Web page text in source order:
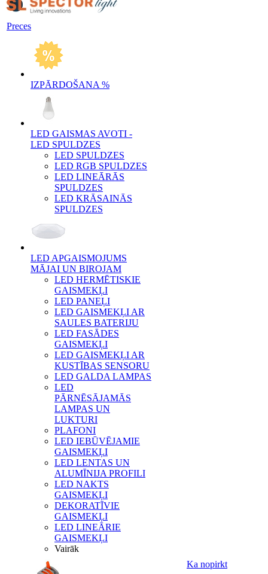
Preces
IZPĀRDOŠANA %
LED GAISMAS AVOTI -
LED SPULDZES
LED SPULDZES
LED RGB SPULDZES
LED LINEĀRĀS
SPULDZES
LED KRĀSAINĀS
SPULDZES
LED APGAISMOJUMS
MĀJAI UN BIROJAM
LED HERMĒTISKIE
GAISMEKĻI
LED PANEĻI
LED GAISMEKĻI AR
SAULES BATERIJU
LED FASĀDES
GAISMEKĻI
LED GAISMEKĻI AR
KUSTĪBAS SENSORU
LED GALDA LAMPAS
LED
PĀRNĒSĀJAMĀS
LAMPAS UN
LUKTURI
PLAFONI
LED IEBŪVĒJAMIE
GAISMEKĻI
LED LENTAS UN
ALUMĪNIJA PROFILI
LED NAKTS
GAISMEKĻI
DEKORATĪVIE
GAISMEKĻI
LED LINEĀRIE
GAISMEKĻI
Vairāk
Ka nopirkt